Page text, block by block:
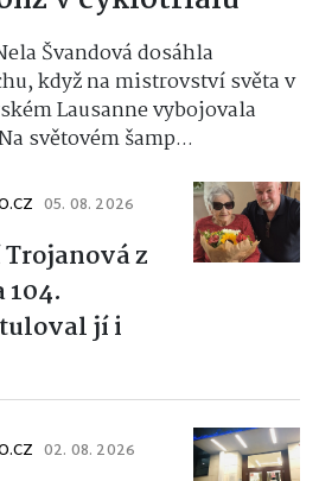
Švandová dosáhla
když na mistrovství světa v
Lausanne vybojovala
světovém šamp...
05. 08. 2026
z
jí i
02. 08. 2026